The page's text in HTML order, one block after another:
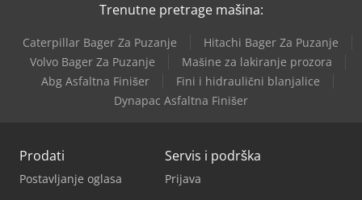
Trenutne pretrage mašina:
Caterpillar Bager Za Puzanje
Hitachi Bager Za Puzanje
Volvo Bager Za Puzanje
Mašine za lakiranje prozora
Abg Asfaltna Finišer
Fini i hidraulični blanjalice
Dynapac Asfaltna Finišer
Prodati
Postavljanje oglasa
Servis i podrška
Prijava